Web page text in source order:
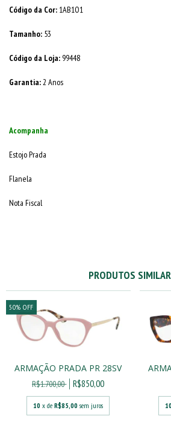
Código da Cor: 1AB1O1
Tamanho: 53
Código da Loja: 99448
Garantia: 2 Anos
Acompanha
Estojo Prada
Flanela
Nota Fiscal
PRODUTOS
50% OFF
ARMAÇÃO PRADA PR 28SV
R$1.700,00 R$850,00
10 x deR$85,00 sem juros